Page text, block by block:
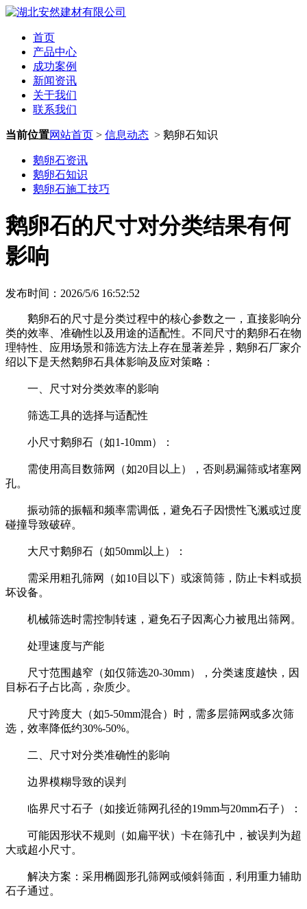
首页
产品中心
成功案例
新闻资讯
关于我们
联系我们
当前位置网站首页 > 信息动态 > 鹅卵石知识
鹅卵石资讯
鹅卵石知识
鹅卵石施工技巧
鹅卵石的尺寸对分类结果有何
影响
发布时间：2026/5/6 16:52:52
鹅卵石的尺寸是分类过程中的核心参数之一，直接影响分
类的效率、准确性以及用途的适配性。不同尺寸的鹅卵石在物
理特性、应用场景和筛选方法上存在显著差异，鹅卵石厂家介
绍以下是天然鹅卵石具体影响及应对策略：
一、尺寸对分类效率的影响
筛选工具的选择与适配性
小尺寸鹅卵石（如1-10mm）：
需使用高目数筛网（如20目以上），否则易漏筛或堵塞网
孔。
振动筛的振幅和频率需调低，避免石子因惯性飞溅或过度
碰撞导致破碎。
大尺寸鹅卵石（如50mm以上）：
需采用粗孔筛网（如10目以下）或滚筒筛，防止卡料或损
坏设备。
机械筛选时需控制转速，避免石子因离心力被甩出筛网。
处理速度与产能
尺寸范围越窄（如仅筛选20-30mm），分类速度越快，因
目标石子占比高，杂质少。
尺寸跨度大（如5-50mm混合）时，需多层筛网或多次筛
选，效率降低约30%-50%。
二、尺寸对分类准确性的影响
边界模糊导致的误判
临界尺寸石子（如接近筛网孔径的19mm与20mm石子）：
可能因形状不规则（如扁平状）卡在筛孔中，被误判为超
大或超小尺寸。
解决方案：采用椭圆形孔筛网或倾斜筛面，利用重力辅助
石子通过。